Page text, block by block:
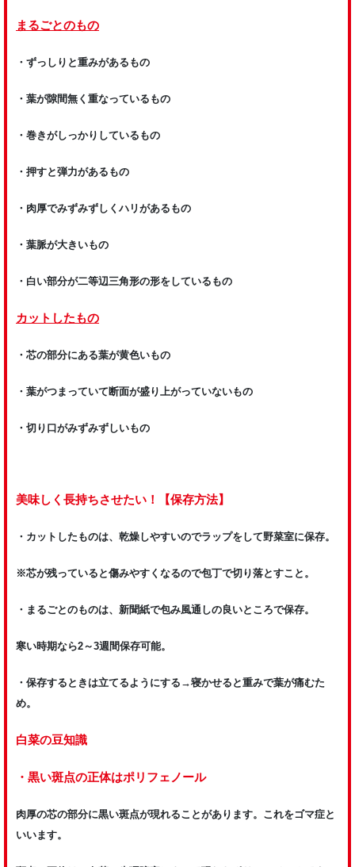
まるごとのもの
・ずっしりと重みがあるもの
・葉が隙間無く重なっているもの
・巻きがしっかりしているもの
・押すと弾力があるもの
・肉厚でみずみずしくハリがあるもの
・葉脈が大きいもの
・白い部分が二等辺三角形の形をしているもの
カットしたもの
・芯の部分にある葉が黄色いもの
・葉がつまっていて断面が盛り上がっていないもの
・切り口がみずみずしいもの
美味しく長持ちさせたい！【保存方法】
・カットしたものは、乾燥しやすいのでラップをして野菜室に保存。
※芯が残っていると傷みやすくなるので包丁で切り落とすこと。
・まるごとのものは、新聞紙で包み風通しの良いところで保存。
寒い時期なら2～3週間保存可能。
・保存するときは立てるようにする→寝かせると重みで葉が痛むた
め。
白菜の豆知識
・黒い斑点の正体はポリフェノール
肉厚の芯の部分に黒い斑点が現れることがあります。これをゴマ症と
いいます。